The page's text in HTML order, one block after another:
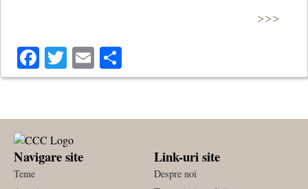
>>>
Facebook
Twitter
Email
Navigare site
Teme
Link-uri site
Despre noi